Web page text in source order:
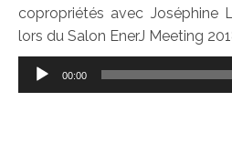
copropriétés avec Joséphine
lors du Salon EnerJ Meeting
Lecteur
00:00